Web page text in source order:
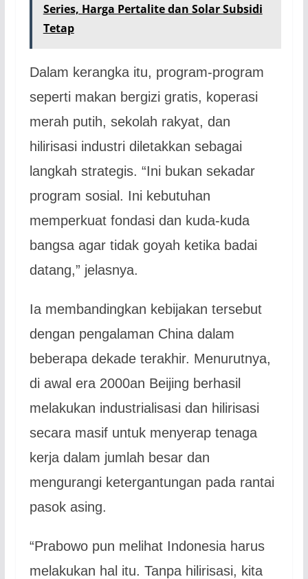
Series, Harga Pertalite dan Solar Subsidi
Tetap
Dalam kerangka itu, program-program
seperti makan bergizi gratis, koperasi
merah putih, sekolah rakyat, dan
hilirisasi industri diletakkan sebagai
langkah strategis. “Ini bukan sekadar
program sosial. Ini kebutuhan
memperkuat fondasi dan kuda-kuda
bangsa agar tidak goyah ketika badai
datang,” jelasnya.
Ia membandingkan kebijakan tersebut
dengan pengalaman China dalam
beberapa dekade terakhir. Menurutnya,
di awal era 2000an Beijing berhasil
melakukan industrialisasi dan hilirisasi
secara masif untuk menyerap tenaga
kerja dalam jumlah besar dan
mengurangi ketergantungan pada rantai
pasok asing.
“Prabowo pun melihat Indonesia harus
melakukan hal itu. Tanpa hilirisasi, kita